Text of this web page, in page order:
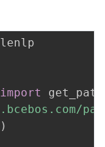
import
)